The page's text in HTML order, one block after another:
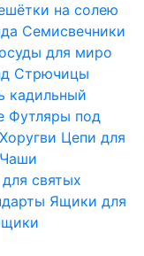
на солею
Семисвечники
для миро
Стрючицы
кадильный
Футляры под
Хоругви Цепи для
Чаши
святых
Ящики для